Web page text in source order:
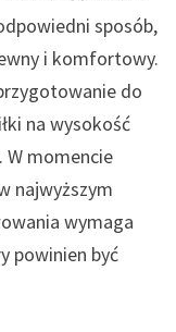
sposób,
i komfortowy.
do
na wysokość
W momencie
najwyższym
wymaga
powinien być